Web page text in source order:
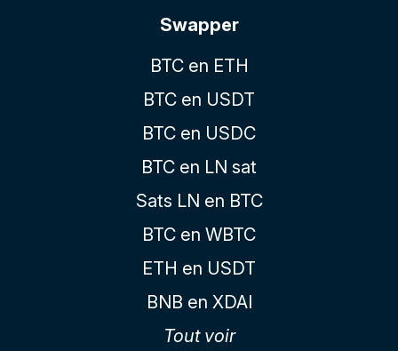
Swapper
BTC en ETH
BTC en USDT
BTC en USDC
BTC en LN sat
Sats LN en BTC
BTC en WBTC
ETH en USDT
BNB en XDAI
Tout voir